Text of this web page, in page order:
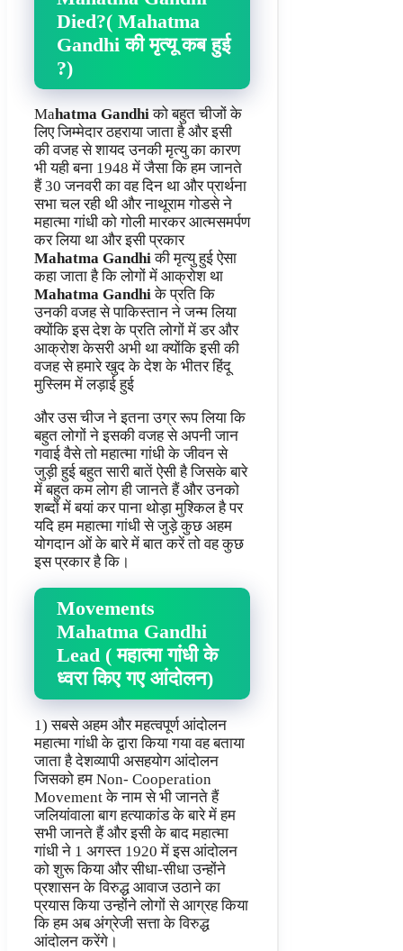
Died?( Mahatma
Gandhi की मृत्यू कब हुई
?)
Mahatma Gandhiको बहुत चीजों के
लिए जिम्मेदार ठहराया जाता है और इसी
की वजह से शायद उनकी मृत्यु का कारण
भी यही बना 1948 में जैसा कि हम जानते
हैं 30 जनवरी का वह दिन था और प्रार्थना
सभा चल रही थी और नाथूराम गोडसे ने
महात्मा गांधी को गोली मारकर आत्मसमर्पण
कर लिया था और इसी प्रकार
Mahatma Gandhiकी मृत्यु हुई ऐसा
कहा जाता है कि लोगों में आक्रोश था
Mahatma Gandhiके प्रति कि
उनकी वजह से पाकिस्तान ने जन्म लिया
क्योंकि इस देश के प्रति लोगों में डर और
आक्रोश केसरी अभी था क्योंकि इसी की
वजह से हमारे खुद के देश के भीतर हिंदू
मुस्लिम में लड़ाई हुई
और उस चीज ने इतना उग्र रूप लिया कि
बहुत लोगों ने इसकी वजह से अपनी जान
गवाई वैसे तो महात्मा गांधी के जीवन से
जुड़ी हुई बहुत सारी बातें ऐसी है जिसके बारे
में बहुत कम लोग ही जानते हैं और उनको
शब्दों में बयां कर पाना थोड़ा मुश्किल है पर
यदि हम महात्मा गांधी से जुड़े कुछ अहम
योगदान ओं के बारे में बात करें तो वह कुछ
इस प्रकार है कि।
Movements
Mahatma Gandhi
Lead ( महात्मा गांधी के
ध्वरा किए गए आंदोलन)
1) सबसे अहम और महत्वपूर्ण आंदोलन
महात्मा गांधी के द्वारा किया गया वह बताया
जाता है देशव्यापी असहयोग आंदोलन
जिसको हम Non- Cooperation
Movement के नाम से भी जानते हैं
जलियांवाला बाग हत्याकांड के बारे में हम
सभी जानते हैं और इसी के बाद महात्मा
गांधी ने 1 अगस्त 1920 में इस आंदोलन
को शुरू किया और सीधा-सीधा उन्होंने
प्रशासन के विरुद्ध आवाज उठाने का
प्रयास किया उन्होंने लोगों से आग्रह किया
कि हम अब अंग्रेजी सत्ता के विरुद्ध
आंदोलन करेंगे।